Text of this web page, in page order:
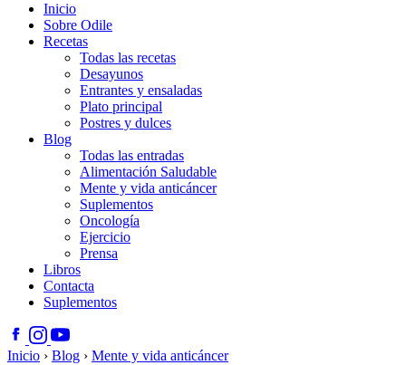
Inicio
Sobre Odile
Recetas
Todas las recetas
Desayunos
Entrantes y ensaladas
Plato principal
Postres y dulces
Blog
Todas las entradas
Alimentación Saludable
Mente y vida anticáncer
Suplementos
Oncología
Ejercicio
Prensa
Libros
Contacta
Suplementos
Inicio › Blog › Mente y vida anticáncer